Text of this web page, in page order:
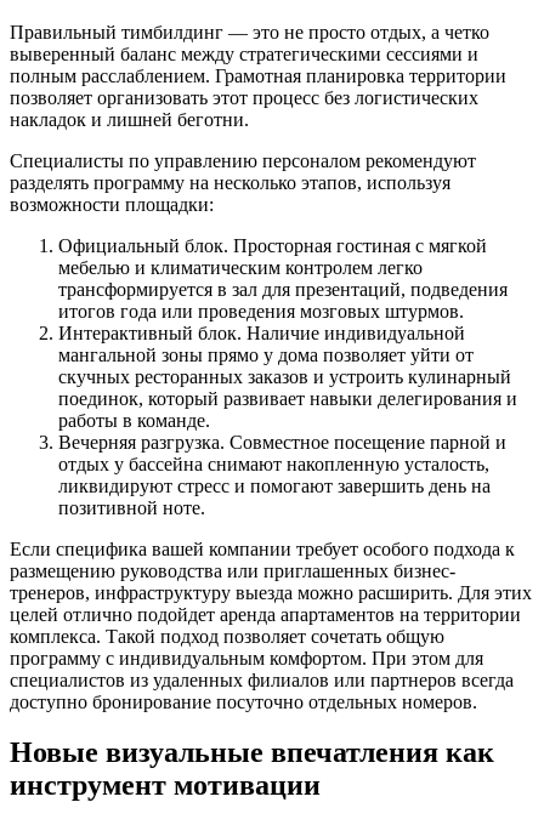
Правильный тимбилдинг — это не просто отдых, а четко
выверенный баланс между стратегическими сессиями и
полным расслаблением. Грамотная планировка территории
позволяет организовать этот процесс без логистических
накладок и лишней беготни.
Специалисты по управлению персоналом рекомендуют
разделять программу на несколько этапов, используя
возможности площадки:
Официальный блок. Просторная гостиная с мягкой
мебелью и климатическим контролем легко
трансформируется в зал для презентаций, подведения
итогов года или проведения мозговых штурмов.
Интерактивный блок. Наличие индивидуальной
мангальной зоны прямо у дома позволяет уйти от
скучных ресторанных заказов и устроить кулинарный
поединок, который развивает навыки делегирования и
работы в команде.
Вечерняя разгрузка. Совместное посещение парной и
отдых у бассейна снимают накопленную усталость,
ликвидируют стресс и помогают завершить день на
позитивной ноте.
Если специфика вашей компании требует особого подхода к
размещению руководства или приглашенных бизнес-
тренеров, инфраструктуру выезда можно расширить. Для этих
целей отлично подойдет аренда апартаментов на территории
комплекса. Такой подход позволяет сочетать общую
программу с индивидуальным комфортом. При этом для
специалистов из удаленных филиалов или партнеров всегда
доступно бронирование посуточно отдельных номеров.
Новые визуальные впечатления как
инструмент мотивации